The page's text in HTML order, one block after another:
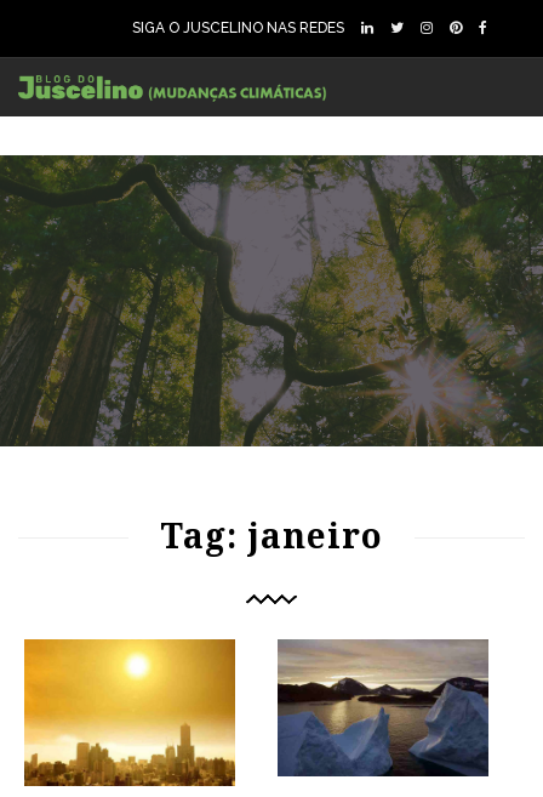
SIGA O JUSCELINO NAS REDES
Tag: janeiro